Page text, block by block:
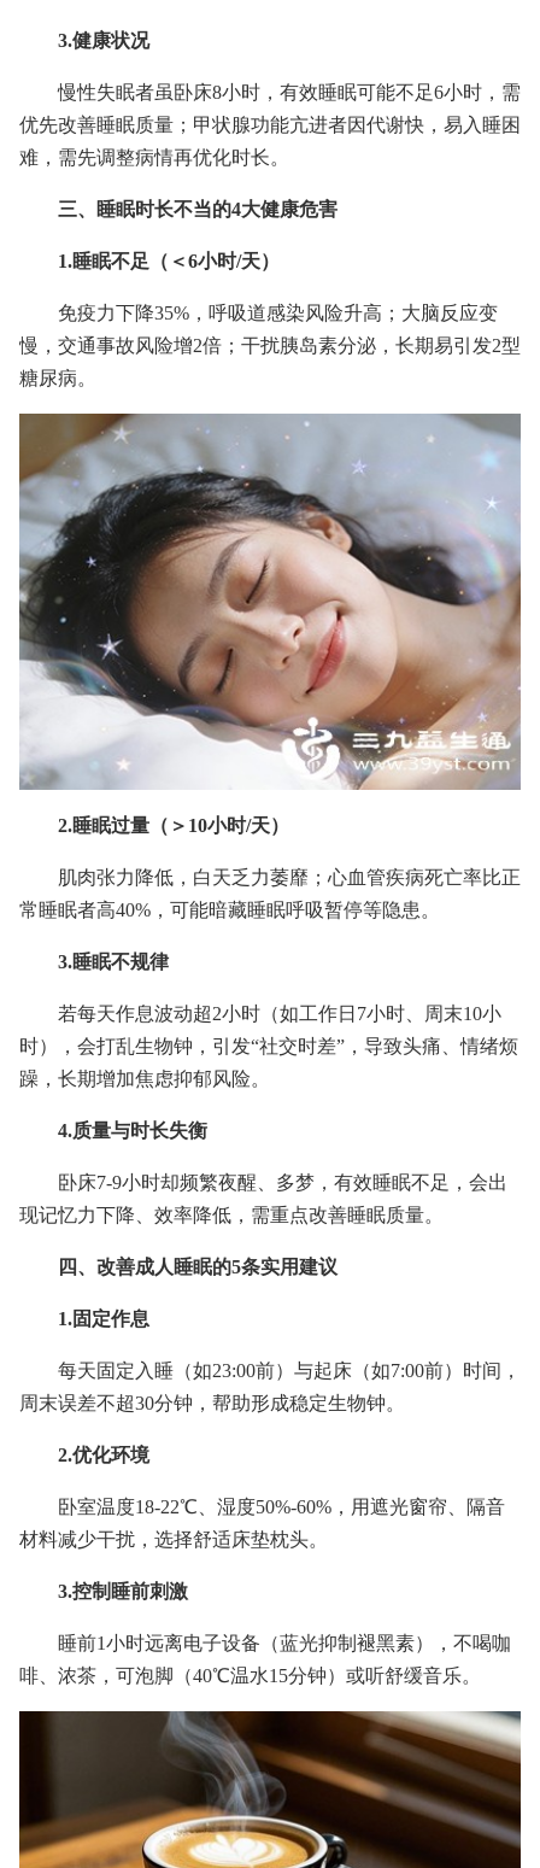
3.健康状况
慢性失眠者虽卧床8小时，有效睡眠可能不足6小时，需
优先改善睡眠质量；甲状腺功能亢进者因代谢快，易入睡困
难，需先调整病情再优化时长。
三、睡眠时长不当的4大健康危害
1.睡眠不足（＜6小时/天）
免疫力下降35%，呼吸道感染风险升高；大脑反应变
慢，交通事故风险增2倍；干扰胰岛素分泌，长期易引发2型
糖尿病。
2.睡眠过量（＞10小时/天）
肌肉张力降低，白天乏力萎靡；心血管疾病死亡率比正
常睡眠者高40%，可能暗藏睡眠呼吸暂停等隐患。
3.睡眠不规律
若每天作息波动超2小时（如工作日7小时、周末10小
时），会打乱生物钟，引发“社交时差”，导致头痛、情绪烦
躁，长期增加焦虑抑郁风险。
4.质量与时长失衡
卧床7-9小时却频繁夜醒、多梦，有效睡眠不足，会出
现记忆力下降、效率降低，需重点改善睡眠质量。
四、改善成人睡眠的5条实用建议
1.固定作息
每天固定入睡（如23:00前）与起床（如7:00前）时间，
周末误差不超30分钟，帮助形成稳定生物钟。
2.优化环境
卧室温度18-22℃、湿度50%-60%，用遮光窗帘、隔音
材料减少干扰，选择舒适床垫枕头。
3.控制睡前刺激
睡前1小时远离电子设备（蓝光抑制褪黑素），不喝咖
啡、浓茶，可泡脚（40℃温水15分钟）或听舒缓音乐。